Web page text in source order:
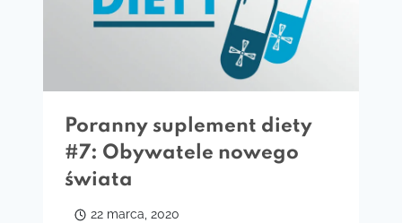
Poranny suplement diety
#7: Obywatele nowego
świata
22 marca, 2020